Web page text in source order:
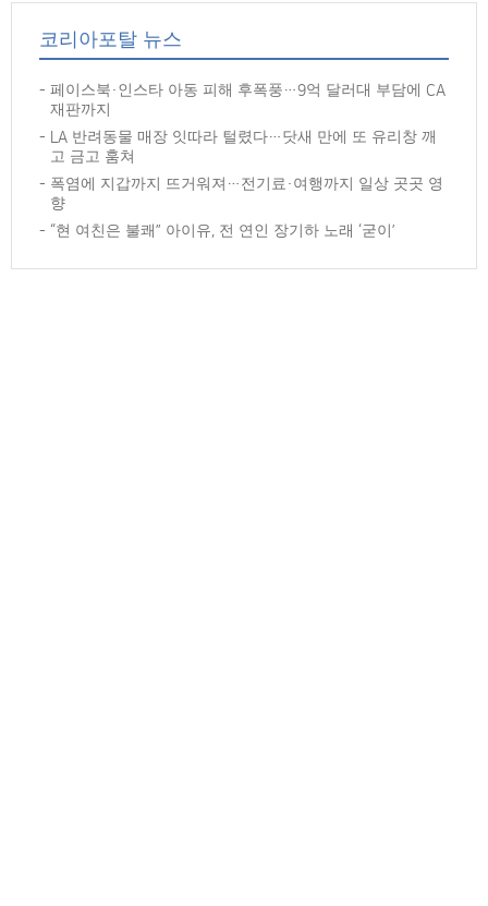
코리아포탈 뉴스
페이스북·인스타 아동 피해 후폭풍…9억 달러대 부담에 CA
재판까지
LA 반려동물 매장 잇따라 털렸다…닷새 만에 또 유리창 깨
고 금고 훔쳐
폭염에 지갑까지 뜨거워져…전기료·여행까지 일상 곳곳 영
향
“현 여친은 불쾌” 아이유, 전 연인 장기하 노래 ‘굳이’